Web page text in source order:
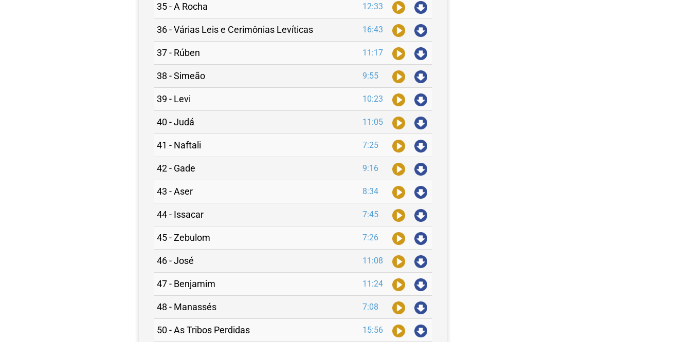
35 - A Rocha 12:33
36 - Várias Leis e Cerimônias Levíticas 16:43
37 - Rúben 11:17
38 - Simeão 9:55
39 - Levi 10:23
40 - Judá 11:05
41 - Naftali 7:25
42 - Gade 9:16
43 - Aser 8:34
44 - Issacar 7:45
45 - Zebulom 7:26
46 - José 11:08
47 - Benjamim 11:24
48 - Manassés 7:08
50 - As Tribos Perdidas 15:56